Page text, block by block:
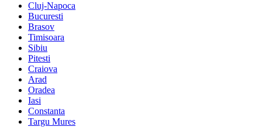
Cluj-Napoca
Bucuresti
Brasov
Timisoara
Sibiu
Pitesti
Craiova
Arad
Oradea
Iasi
Constanta
Targu Mures